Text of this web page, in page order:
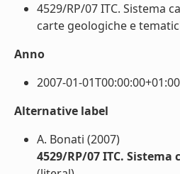
4529/RP/07 ITC. Sistema
carte geologiche e
Anno
2007-01-
Alternative label
A. Bonati (2007)
4529/RP/07 ITC. Sistema